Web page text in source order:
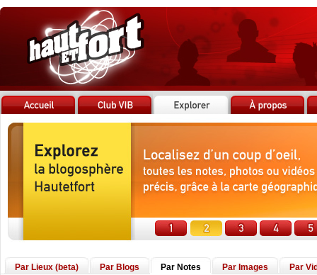
Par Lieux (beta) Par Blogs Par Notes Par Images Par